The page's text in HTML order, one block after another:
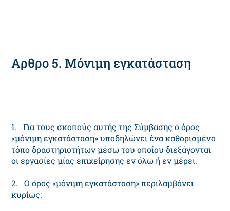
Αρθρο 5. Μόνιμη εγκατάσταση
1. Για τους σκοπούς αυτής της Σύμβασης ο όρος
«μόνιμη εγκατάσταση» υποδηλώνει ένα καθορισμένο
τόπο δραστηριοτήτων μέσω του οποίου διεξάγονται
οι εργασίες μίας επιχείρησης εν όλω ή εν μέρει.
2. Ο όρος «μόνιμη εγκατάσταση» περιλαμβάνει
κυρίως: